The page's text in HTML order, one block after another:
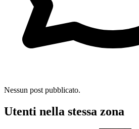
Nessun post pubblicato.
Utenti nella stessa zona